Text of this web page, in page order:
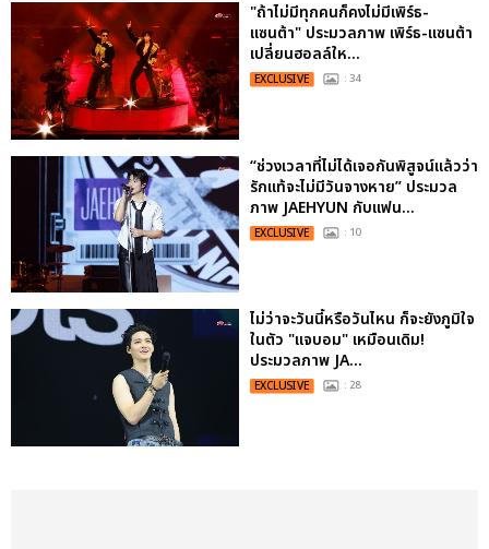
"ถ้าไม่มีทุกคนก็คงไม่มีเพิร์ธ-
แซนต้า" ประมวลภาพ เพิร์ธ-แซนต้า
เปลี่ยนฮอลล์ให...
EXCLUSIVE : 34
“ช่วงเวลาที่ไม่ได้เจอกันพิสูจน์แล้วว่า
รักแท้จะไม่มีวันจางหาย” ประมวล
ภาพ JAEHYUN กับแฟน...
EXCLUSIVE : 10
ไม่ว่าจะวันนี้หรือวันไหน ก็จะยังภูมิใจ
ในตัว "แจบอม" เหมือนเดิม!
ประมวลภาพ JA...
EXCLUSIVE : 28